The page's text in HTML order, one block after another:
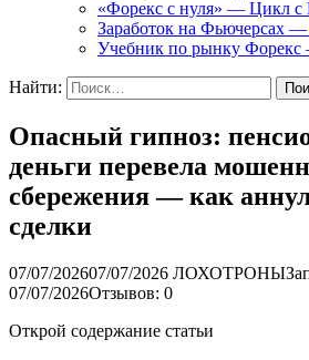
«Форекс с нуля» — Цикл с
Заработок на
Учебник по рынку
Найти:
Опасный гипноз:
деньги перевела
сбережения — как
сделки
07/07/202607/07/2026 ЛОХОТРОНЫ
07/07/2026Отзывов: 0
Открой содержание статьи